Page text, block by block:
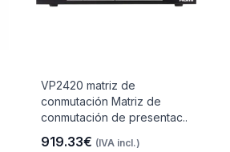
VP2420 matriz de
conmutación Matriz de
conmutación de presentac..
919.33€ (IVA incl.)